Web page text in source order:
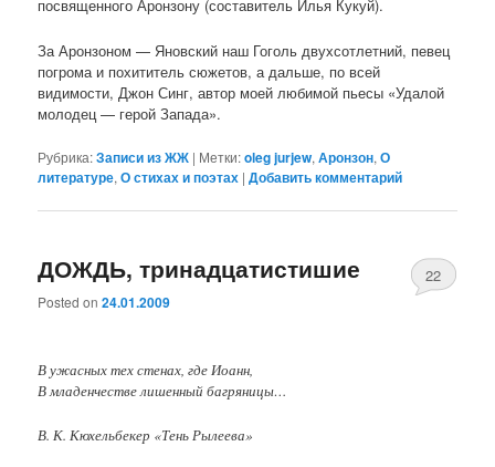
посвященного Аронзону (составитель Илья Кукуй).
За Аронзоном — Яновский наш Гоголь двухсотлетний, певец
погрома и похититель сюжетов, а дальше, по всей
видимости, Джон Синг, автор моей любимой пьесы «Удалой
молодец — герой Запада».
Рубрика:Записи из ЖЖ | Метки:oleg jurjew,Аронзон,О
литературе,О стихах и поэтах |Добавить комментарий
ДОЖДЬ, тринадцатистишие
Posted on24.01.2009
22
В ужасных тех стенах, где Иоанн,
В младенчестве лишенный багряницы…
В. К. Кюхельбекер «Тень Рылеева»